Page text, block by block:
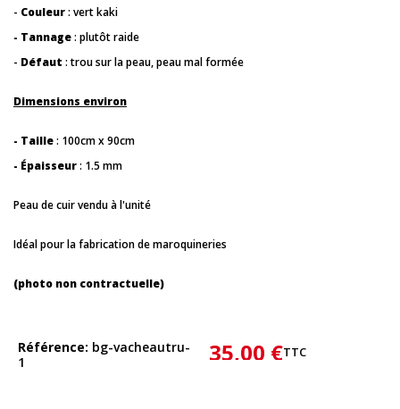
- Couleur: vert kaki
- Tannage: plutôt raide
- Défaut : trou sur la peau, peau mal formée
Dimensions environ
- Taille: 100cm x 90cm
- Épaisseur: 1.5 mm
Peau de cuir vendu à l'unité
Idéal pour la fabrication de maroquineries
(photo non contractuelle)
Référence bg-vacheautru-
1
35,00 €TTC